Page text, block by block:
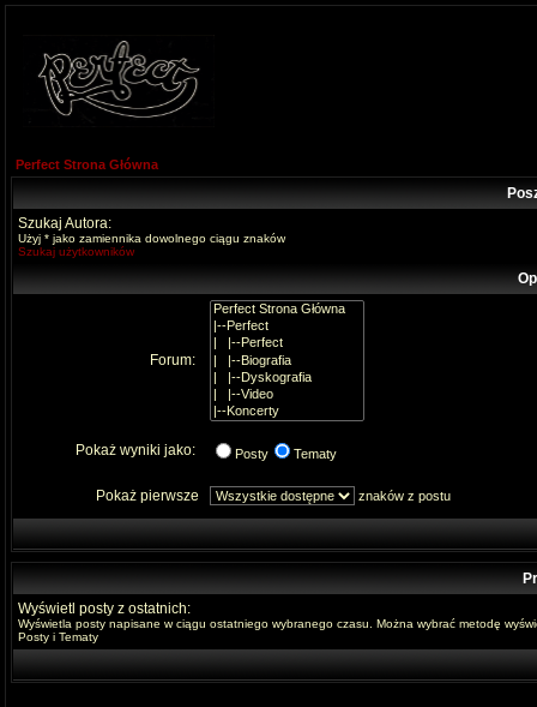
Perfect Strona Główna
Szukaj Autora:
Użyj * jako zamiennika dowolnego ciągu znaków
Szukaj użytkowników
Forum:
Pokaż wyniki jako: Posty Tematy
Pokaż pierwsze znaków z postu
Wyświetl posty z ostatnich:
Wyświetla posty napisane w ciągu ostatniego wybranego czasu. Można wybrać metodę
Posty i Tematy